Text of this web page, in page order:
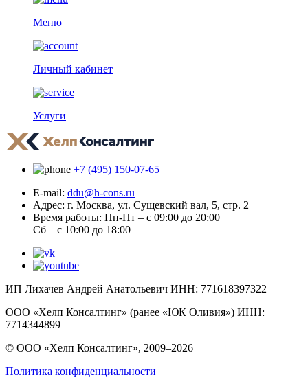
Меню
Личный кабинет
Услуги
+7 (495) 150-07-65
E-mail: ddu@h-cons.ru
Адрес: г. Москва, ул. Сущевский вал, 5, стр. 2
Время работы: Пн-Пт – с 09:00 до 20:00
Сб – с 10:00 до 18:00
ИП Лихачев Андрей Анатольевич ИНН: 771618397322
ООО «Хелп Консалтинг» (ранее «ЮК Оливия») ИНН:
7714344899
© ООО «Хелп Консалтинг», 2009–2026
Политика конфиденциальности